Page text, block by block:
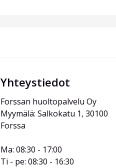
Yhteystiedot
Forssan huoltopalvelu Oy
Myymälä: Salkokatu 1, 30100
Forssa
Ma: 08:30 - 17:00
Ti - pe: 08:30 - 16:30